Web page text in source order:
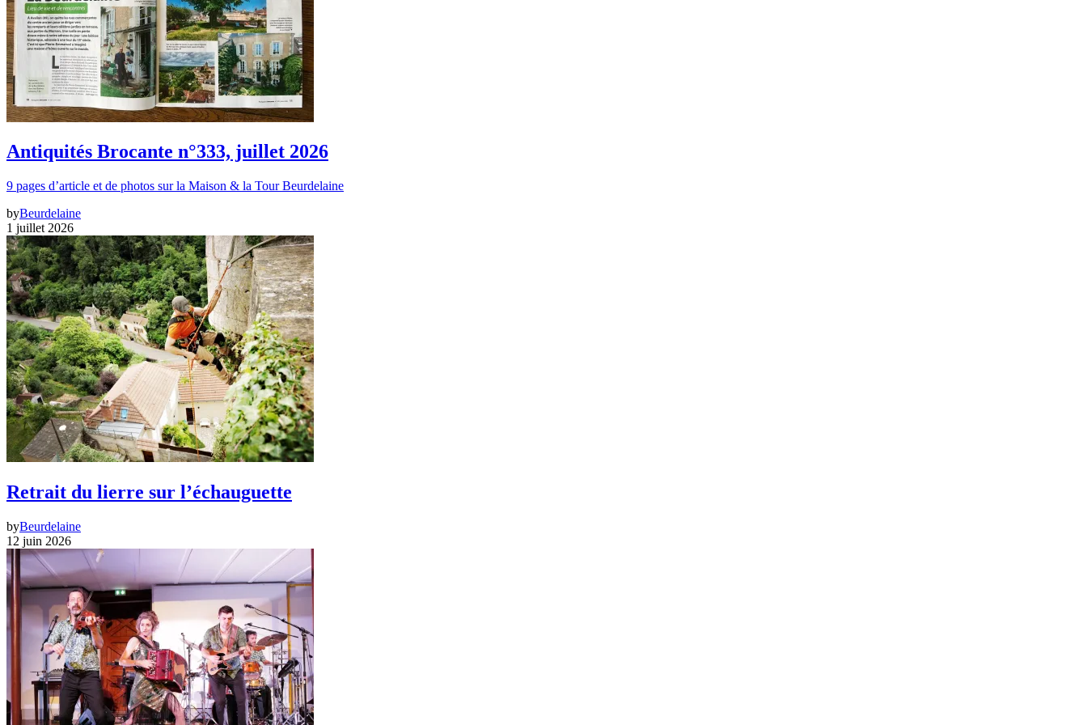
Antiquités Brocante n°333, juillet 2026
9 pages d’article et de photos sur la Maison & la Tour Beurdelaine
byBeurdelaine
1 juillet 2026
Retrait du lierre sur l’échauguette
byBeurdelaine
12 juin 2026